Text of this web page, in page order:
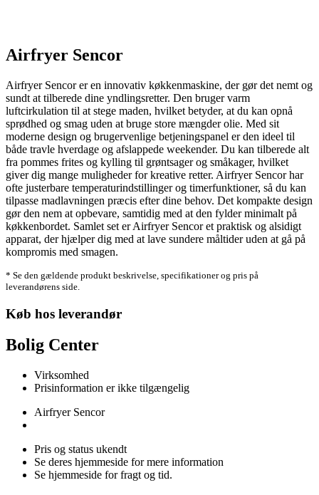
Airfryer Sencor
Airfryer Sencor er en innovativ køkkenmaskine, der gør det nemt og
sundt at tilberede dine yndlingsretter. Den bruger varm
luftcirkulation til at stege maden, hvilket betyder, at du kan opnå
sprødhed og smag uden at bruge store mængder olie. Med sit
moderne design og brugervenlige betjeningspanel er den ideel til
både travle hverdage og afslappede weekender. Du kan tilberede alt
fra pommes frites og kylling til grøntsager og småkager, hvilket
giver dig mange muligheder for kreative retter. Airfryer Sencor har
ofte justerbare temperaturindstillinger og timerfunktioner, så du kan
tilpasse madlavningen præcis efter dine behov. Det kompakte design
gør den nem at opbevare, samtidig med at den fylder minimalt på
køkkenbordet. Samlet set er Airfryer Sencor et praktisk og alsidigt
apparat, der hjælper dig med at lave sundere måltider uden at gå på
kompromis med smagen.
* Se den gældende produkt beskrivelse, specifikationer og pris på
leverandørens side.
Køb hos leverandør
Bolig Center
Virksomhed
Prisinformation er ikke tilgængelig
Airfryer Sencor
Pris og status ukendt
Se deres hjemmeside for mere information
Se hjemmeside for fragt og tid.